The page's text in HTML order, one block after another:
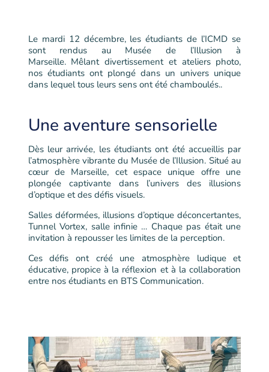
Le mardi 12 décembre, les étudiants de l’ICMD se
sont rendus au Musée de l’Illusion à
Marseille. Mêlant divertissement et ateliers photo,
nos étudiants ont plongé dans un univers unique
dans lequel tous leurs sens ont été chamboulés..
Une aventure sensorielle
Dès leur arrivée, les étudiants ont été accueillis par
l’atmosphère vibrante du Musée de l’Illusion. Situé au
cœur de Marseille, cet espace unique offre une
plongée captivante dans l’univers des illusions
d’optique et des défis visuels.
Salles déformées, illusions d’optique déconcertantes,
Tunnel Vortex, salle infinie … Chaque pas était une
invitation à repousser les limites de la perception.
Ces défis ont créé une atmosphère ludique et
éducative, propice à la réflexion et à la collaboration
entre nos étudiants en BTS Communication.